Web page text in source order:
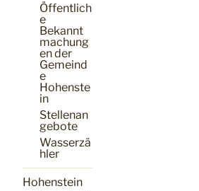
Öffentlich
e
Bekannt
machung
en der
Gemeind
e
Hohenste
in
Stellenan
gebote
Wasserzä
hler
Hohenstein